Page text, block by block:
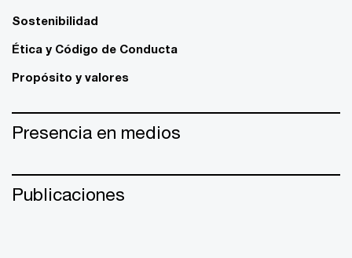
Sostenibilidad
Ética y Código de Conducta
Propósito y valores
Presencia en medios
Publicaciones